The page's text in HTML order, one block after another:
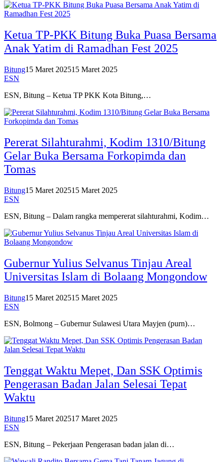
Ketua TP-PKK Bitung Buka Puasa Bersama
Anak Yatim di Ramadhan Fest 2025
Bitung15 Maret 202515 Maret 2025
ESN
ESN, Bitung – Ketua TP PKK Kota Bitung,…
Pererat Silahturahmi, Kodim 1310/Bitung
Gelar Buka Bersama Forkopimda dan
Tomas
Bitung15 Maret 202515 Maret 2025
ESN
ESN, Bitung – Dalam rangka mempererat silahturahmi, Kodim…
Gubernur Yulius Selvanus Tinjau Areal
Universitas Islam di Bolaang Mongondow
Bitung15 Maret 202515 Maret 2025
ESN
ESN, Bolmong – Gubernur Sulawesi Utara Mayjen (purn)…
Tenggat Waktu Mepet, Dan SSK Optimis
Pengerasan Badan Jalan Selesai Tepat
Waktu
Bitung15 Maret 202517 Maret 2025
ESN
ESN, Bitung – Pekerjaan Pengerasan badan jalan di…